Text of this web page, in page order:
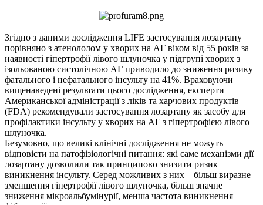
Згідно з даними дослідження LIFE застосування лозартану
порівняно з атенололом у хворих на АГ віком від 55 років за
наявності гіпертрофії лівого шлуночка у підгрупі хворих з
ізольованою систолічною АГ приводило до зниження ризику
фатального і нефатального інсульту на 41%. Враховуючи
вищенаведені результати цього дослідження, експерти
Американської адміністрації з ліків та харчових продуктів
(FDA) рекомендували застосування лозартану як засобу для
профілактики інсульту у хворих на АГ з гіпертрофією лівого
шлуночка.
Безумовно, що великі клінічні дослідження не можуть
відповісти на патофізіологічні питання: які саме механізми дії
лозартану дозволили так принципово знизити ризик
виникнення інсульту. Серед можливих з них – більш виразне
зменшення гіпертрофії лівого шлуночка, більш значне
зниження мікроальбумінурії, менша частота виникнення